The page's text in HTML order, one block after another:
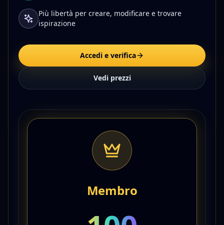
Più libertà per creare, modificare e trovare
ispirazione
Accedi e verifica
Vedi prezzi
Membro